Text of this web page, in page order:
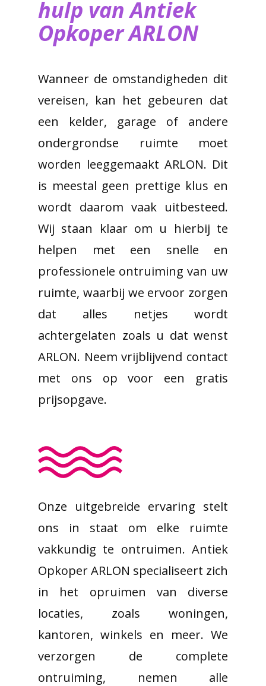
hulp van ​Antiek
Opkoper ARLON
Wanneer de omstandigheden dit
vereisen, kan het gebeuren dat
een kelder, garage of andere
ondergrondse ruimte moet
worden leeggemaakt ARLON. Dit
is meestal geen prettige klus en
wordt daarom vaak uitbesteed.
Wij staan klaar om u hierbij te
helpen met een snelle en
professionele ontruiming van uw
ruimte, waarbij we ervoor zorgen
dat alles netjes wordt
achtergelaten zoals u dat wenst
ARLON. Neem vrijblijvend contact
met ons op voor een gratis
prijsopgave.
Onze uitgebreide ervaring stelt
ons in staat om elke ruimte
vakkundig te ontruimen. Antiek
Opkoper ARLON specialiseert zich
in het opruimen van diverse
locaties, zoals woningen,
kantoren, winkels en meer. We
verzorgen de complete
ontruiming, nemen alle